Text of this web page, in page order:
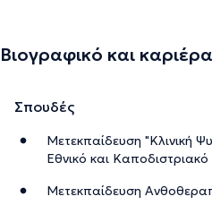
Βιογραφικό και καριέρα
Σπουδές
Μετεκπαίδευση "Κλινική
Εθνικό και
Μετεκπαίδευση